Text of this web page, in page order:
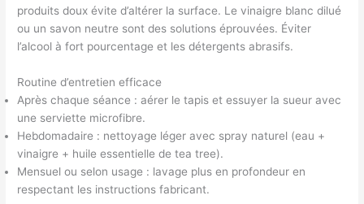
produits doux évite d’altérer la surface. Le vinaigre blanc dilué
ou un savon neutre sont des solutions éprouvées. Éviter
l’alcool à fort pourcentage et les détergents abrasifs.
Routine d’entretien efficace
Après chaque séance : aérer le tapis et essuyer la sueur avec
une serviette microfibre.
Hebdomadaire : nettoyage léger avec spray naturel (eau +
vinaigre + huile essentielle de tea tree).
Mensuel ou selon usage : lavage plus en profondeur en
respectant les instructions fabricant.